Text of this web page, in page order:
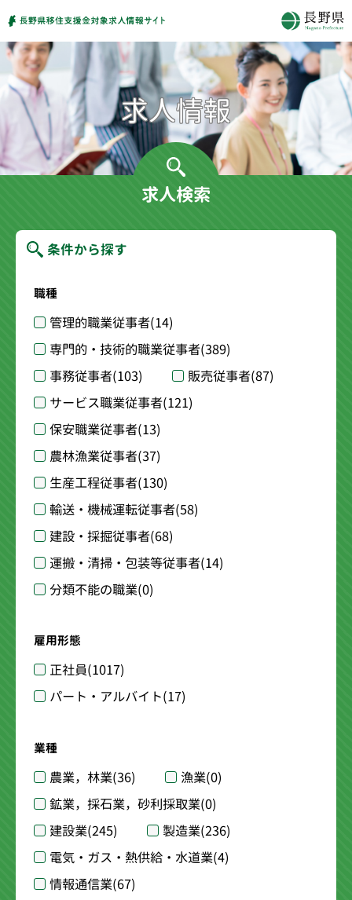
求人検索
条件から探す
職種
管理的職業従事者(14)
専門的・技術的職業従事者(389)
事務従事者(103) 販売従事者(87)
サービス職業従事者(121)
保安職業従事者(13)
農林漁業従事者(37)
生産工程従事者(130)
輸送・機械運転従事者(58)
建設・採掘従事者(68)
運搬・清掃・包装等従事者(14)
分類不能の職業(0)
雇用形態
正社員(1017)
パート・アルバイト(17)
業種
農業，林業(36) 漁業(0)
鉱業，採石業，砂利採取業(0)
建設業(245) 製造業(236)
電気・ガス・熱供給・水道業(4)
情報通信業(67)